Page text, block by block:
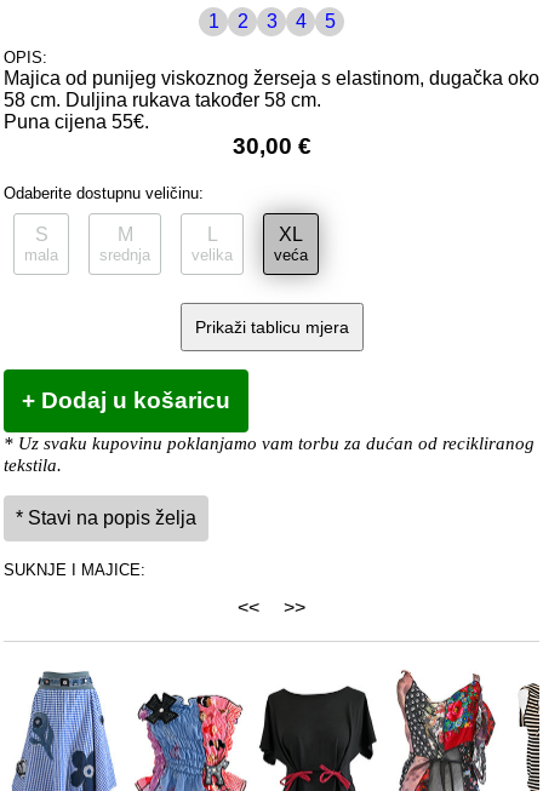
1 2 3 4 5
OPIS:
Majica od punijeg viskoznog žerseja s elastinom, dugačka oko
58 cm. Duljina rukava također 58 cm.
Puna cijena 55€.
30,00 €
Odaberite dostupnu veličinu:
S
mala
M
srednja velika
XL
veća
Prikaži tablicu mjera
* Uz svaku kupovinu poklanjamo vam torbu za dućan od recikliranog
tekstila.
SUKNJE I MAJICE:
<< >>